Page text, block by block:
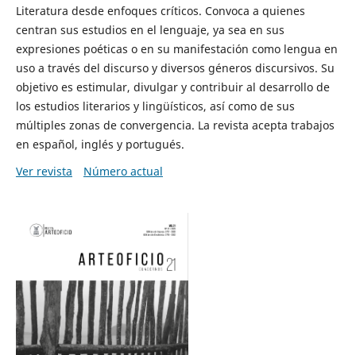
Literatura desde enfoques críticos. Convoca a quienes
centran sus estudios en el lenguaje, ya sea en sus
expresiones poéticas o en su manifestación como lengua en
uso a través del discurso y diversos géneros discursivos. Su
objetivo es estimular, divulgar y contribuir al desarrollo de
los estudios literarios y lingüísticos, así como de sus
múltiples zonas de convergencia. La revista acepta trabajos
en español, inglés y portugués.
Ver revista
Número actual